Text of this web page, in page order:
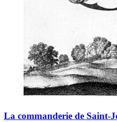
La commanderie de Saint-